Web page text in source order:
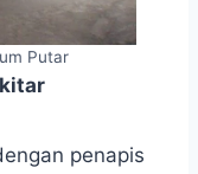
Putar
penapis